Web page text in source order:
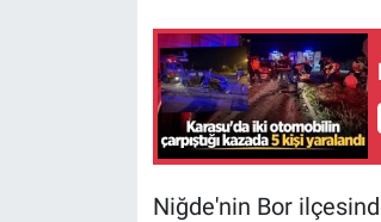
Niğde'nin Bor